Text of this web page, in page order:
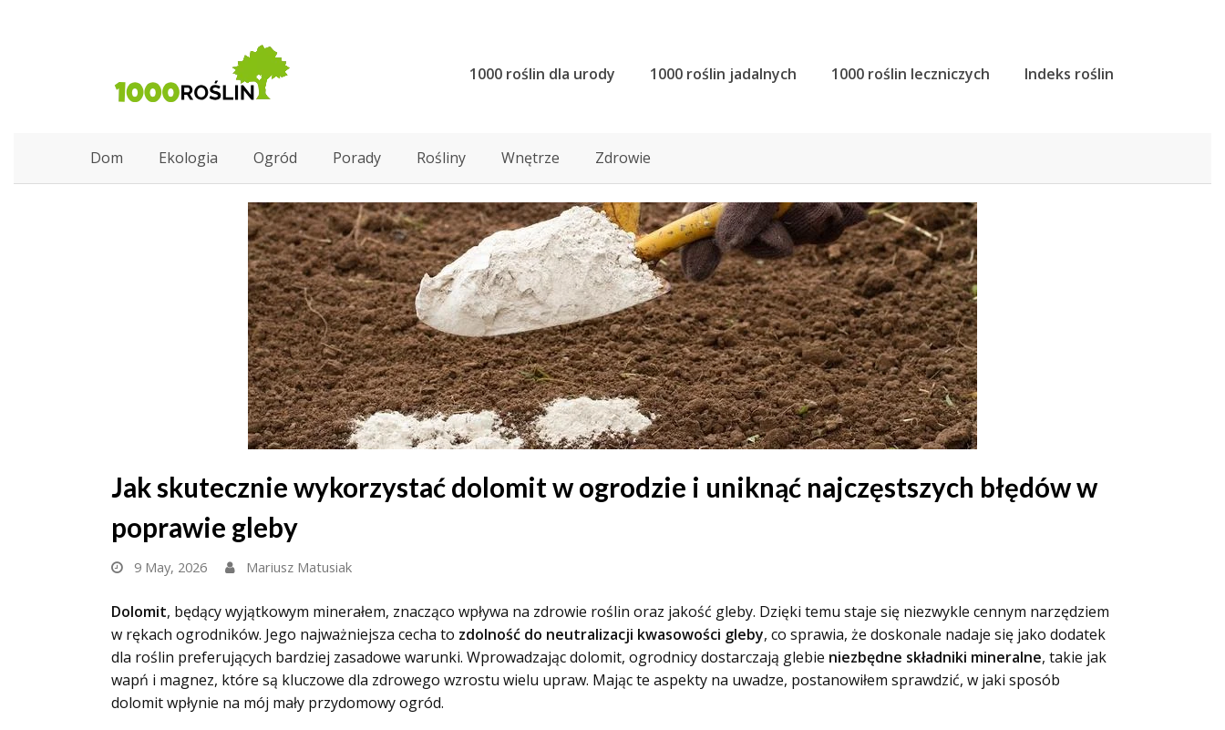
1000 roślin dla urody 1000 roślin jadalnych 1000 roślin leczniczych Indeks roślin
Dom Ekologia Ogród Porady Rośliny Wnętrze Zdrowie
Jak skutecznie wykorzystać dolomit w ogrodzie i uniknąć najczęstszych błędów w
poprawie gleby
9 May, 2026 Mariusz Matusiak
Dolomit, będący wyjątkowym minerałem, znacząco wpływa na zdrowie roślin oraz jakość gleby. Dzięki temu staje się niezwykle cennym narzędziem
w rękach ogrodników. Jego najważniejsza cecha to zdolność do neutralizacji kwasowości gleby, co sprawia, że doskonale nadaje się jako dodatek
dla roślin preferujących bardziej zasadowe warunki. Wprowadzając dolomit, ogrodnicy dostarczają glebie niezbędne składniki mineralne, takie jak
wapń i magnez, które są kluczowe dla zdrowego wzrostu wielu upraw. Mając te aspekty na uwadze, postanowiłem sprawdzić, w jaki sposób
dolomit wpłynie na mój mały przydomowy ogród.